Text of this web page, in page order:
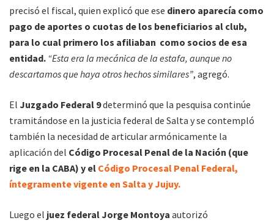
precisó el fiscal, quien explicó que ese dinero aparecía como
pago de aportes o cuotas de los beneficiarios al club,
para lo cual primero los afiliaban como socios de esa
entidad. “Esta era la mecánica de la estafa, aunque no
descartamos que haya otros hechos similares”, agregó.
El Juzgado Federal 9determinó que la pesquisa continúe
tramitándose en la justicia federal de Salta y se contempló
también la necesidad de articular armónicamente la
aplicación del Código Procesal Penal de la Nación (que
rige en la CABA) y el Código Procesal Penal Federal,
íntegramente vigente en Salta y Jujuy.
Luego el juez federal Jorge Montoya autorizó